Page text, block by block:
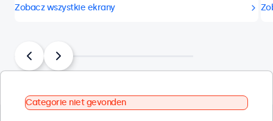
Zobacz wszystkie ekrany
Categorie niet gevonden